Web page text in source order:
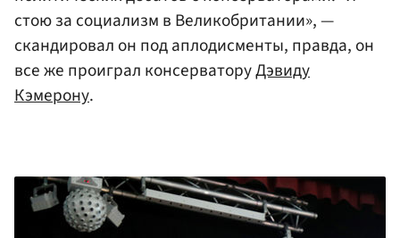
стою за социализм в Великобритании», —
скандировал он под аплодисменты, правда, он
все же проиграл консерваторуДэвиду
Кэмерону.